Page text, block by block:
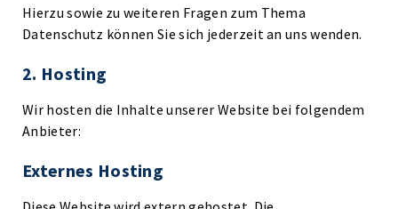
Hierzu sowie zu weiteren Fragen zum Thema
Datenschutz können Sie sich jederzeit an uns wenden.
2. Hosting
Wir hosten die Inhalte unserer Website bei folgendem
Anbieter:
Externes Hosting